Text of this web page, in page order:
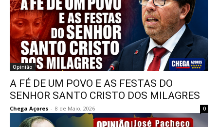
Opinião
A FÉ DE UM POVO E AS FESTAS DO
SENHOR SANTO CRISTO DOS MILAGRES
Chega Açores - 8 de Maio, 2026 0